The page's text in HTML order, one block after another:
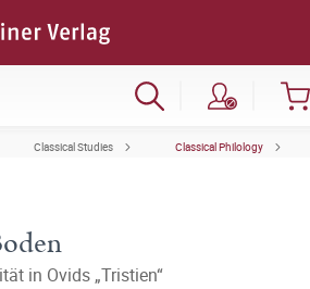
Classical Studies Classical Philology
in Ovids „Tristien“